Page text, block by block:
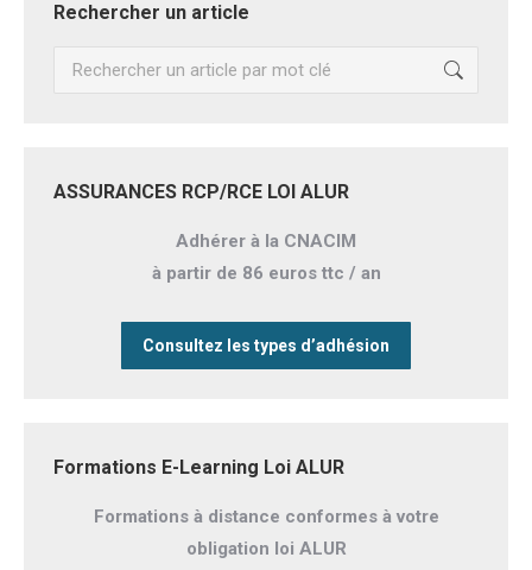
Rechercher un article
Recherche
ASSURANCES RCP/RCE LOI ALUR
Adhérer à la CNACIM
à partir de 86 euros ttc / an
Consultez les types d’adhésion
Formations E-Learning Loi ALUR
Formations à distance conformes à votre
obligation loi ALUR